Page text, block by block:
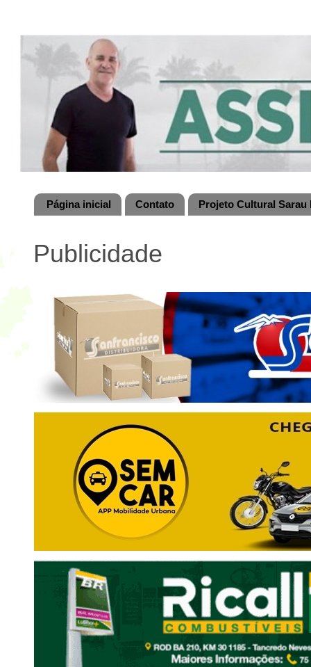
Página inicial Contato Projeto Cultural
Publicidade